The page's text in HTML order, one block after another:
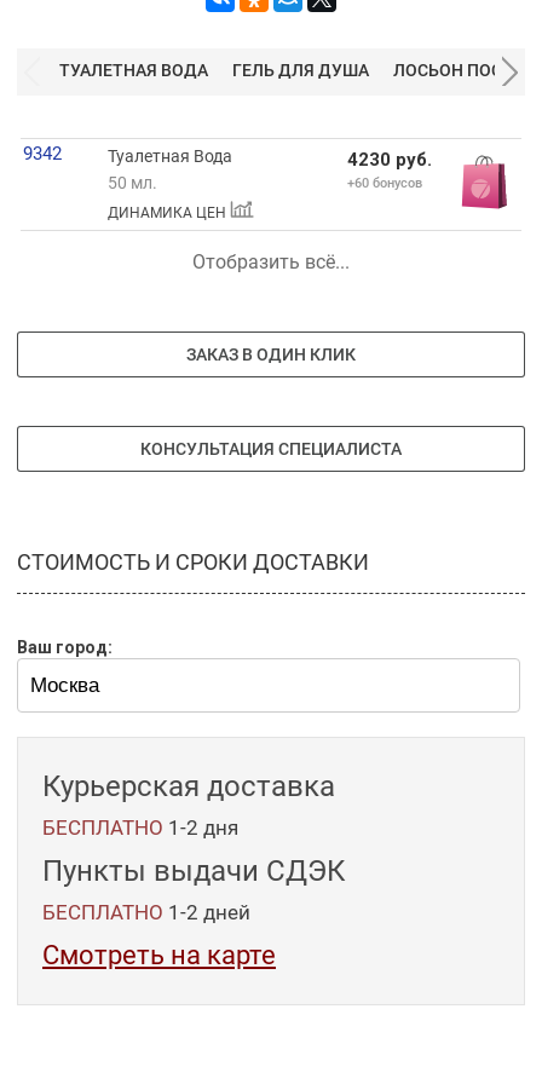
ТУАЛЕТНАЯ ВОДА ГЕЛЬ ДЛЯ ДУША ЛОСЬОН ПОСЛЕ
9342
Туалетная Вода
50 мл.
ДИНАМИКА ЦЕН
4230 руб.
+60 бонусов
Отобразить всё...
ЗАКАЗ В ОДИН КЛИК
КОНСУЛЬТАЦИЯ СПЕЦИАЛИСТА
СТОИМОСТЬ И СРОКИ ДОСТАВКИ
Ваш город:
Курьерская доставка
БЕСПЛАТНО 1-2 дня
Пункты выдачи СДЭК
БЕСПЛАТНО 1-2 дней
Смотреть на карте